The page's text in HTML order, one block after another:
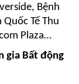
Bệnh
Tế Thu
Plaza…
gia Bất động